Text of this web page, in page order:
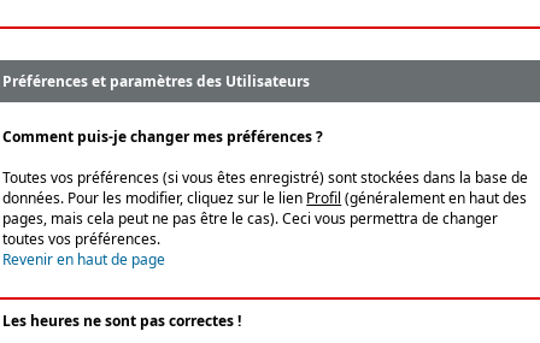
Préférences et paramètres des Utilisateurs
Comment puis-je changer mes préférences ?
Toutes vos préférences (si vous êtes enregistré) sont stockées dans la base de
données. Pour les modifier, cliquez sur le lien Profil (généralement en haut des
pages, mais cela peut ne pas être le cas). Ceci vous permettra de changer
toutes vos préférences.
Revenir en haut de page
Les heures ne sont pas correctes !